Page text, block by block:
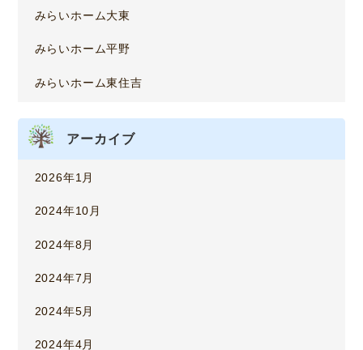
みらいホーム大東
みらいホーム平野
みらいホーム東住吉
アーカイブ
2026年1月
2024年10月
2024年8月
2024年7月
2024年5月
2024年4月